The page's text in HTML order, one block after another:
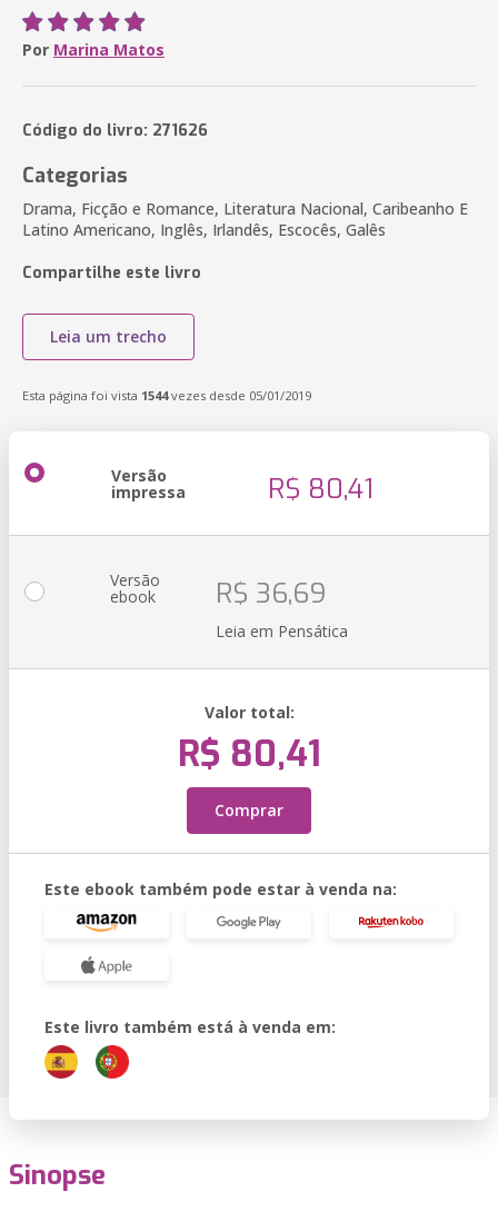
Por Marina Matos
Código do livro: 271626
Categorias
Drama, Ficção e Romance, Literatura Nacional, Caribeanho E
Latino Americano, Inglês, Irlandês, Escocês, Galês
Compartilhe este livro
Leia um trecho
Esta página foi vista 1544vezes desde 05/01/2019
Versão
impressa R$ 80,41
Versão
ebook R$ 36,69
Leia em Pensática
Valor total:
R$ 80,41
Comprar
Este ebook também pode estar à venda na:
Este livro também está à venda em:
Sinopse